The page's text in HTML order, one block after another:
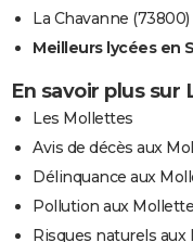
La Chavanne (73800)
Meilleurs lycées en
En savoir plus sur
Les Mollettes
Avis de décès aux
Délinquance aux
Pollution aux
Risques naturels aux